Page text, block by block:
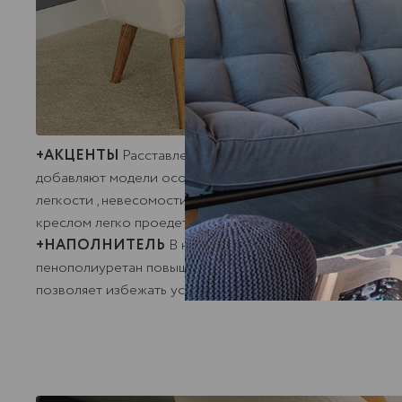
+АКЦЕНТЫ Расставленные в разные стороны ножки в
добавляют модели особый шарм, смотрятся
легкости , невесомости кресла, а так же облегчают
креслом легко проедет любой робот-пылесос.
+НАПОЛНИТЕЛЬ В наполнении кресла
пенополиуретан повышенной комфортности и синтепон.
позволяет избежать усадки и моментально